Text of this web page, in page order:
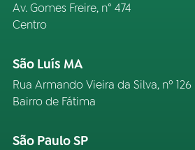
Av. Gomes Freire, n° 474
Centro
São Luís MA
Rua Armando Vieira da Silva, nº 126
Bairro de Fátima
São Paulo SP